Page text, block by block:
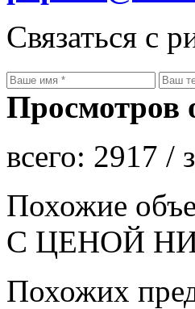
Связаться с
Просмотров
всего: 2917 /
Похожие
С ЦЕНОЙ
Похожих